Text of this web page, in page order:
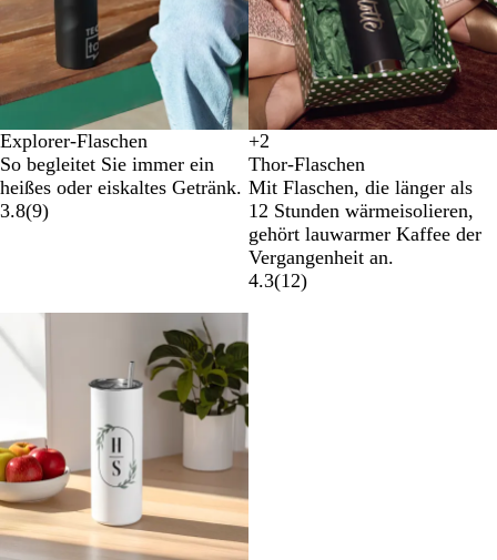
Explorer-Flaschen
So begleitet Sie immer ein
heißes oder eiskaltes Getränk.
3.8(9)
W
e
i
ß
H
e
l
l
g
r
ü
n
R
o
t
G
r
a
u
+2
Thor-Flaschen
Mit Flaschen, die länger als
12 Stunden wärmeisolieren,
gehört lauwarmer Kaffee der
Vergangenheit an.
4.3(12)